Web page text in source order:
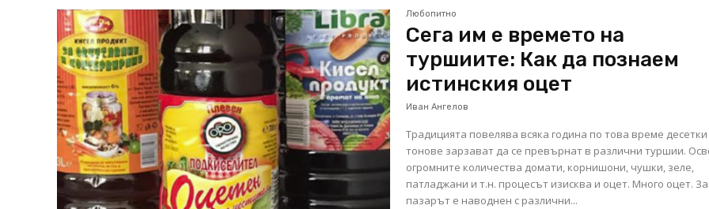
Любопитно
Сега им е времето на
туршиите: Как да познаем
истинския оцет
Иван Ангелов
Традицията повелява всяка година по това време десетки
тонове зарзават да се превърнат в различни туршии.
огромните количества домати, корнишони, чушки, зеле,
патладжани и т.н. процесът изисква и оцет. Много оцет.
пазарът е наводнен с различни...